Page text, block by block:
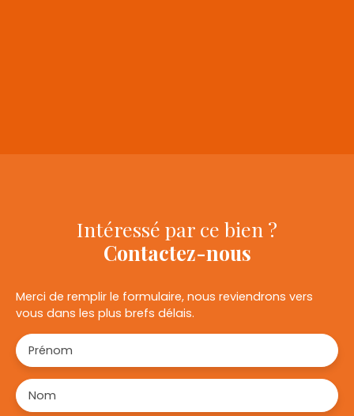
Intéressé par ce bien ?
Contactez-nous
Merci de remplir le formulaire, nous reviendrons vers
vous dans les plus brefs délais.
Prénom
Nom